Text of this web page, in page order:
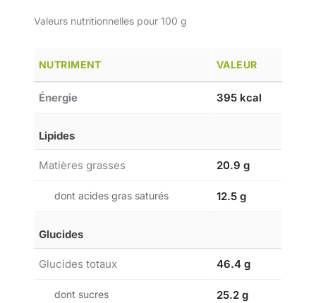
Valeurs nutritionnelles pour 100 g
NUTRIMENT VALEUR
Énergie 395 kcal
Lipides
Matières grasses 20.9 g
dont acides gras saturés 12.5 g
Glucides
Glucides totaux 46.4 g
dont sucres 25.2 g